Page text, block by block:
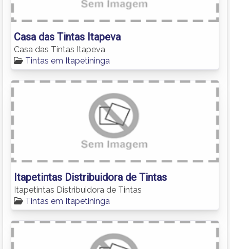
Casa das Tintas Itapeva
Casa das Tintas Itapeva
Tintas em Itapetininga
Itapetintas Distribuidora de Tintas
Itapetintas Distribuidora de Tintas
Tintas em Itapetininga